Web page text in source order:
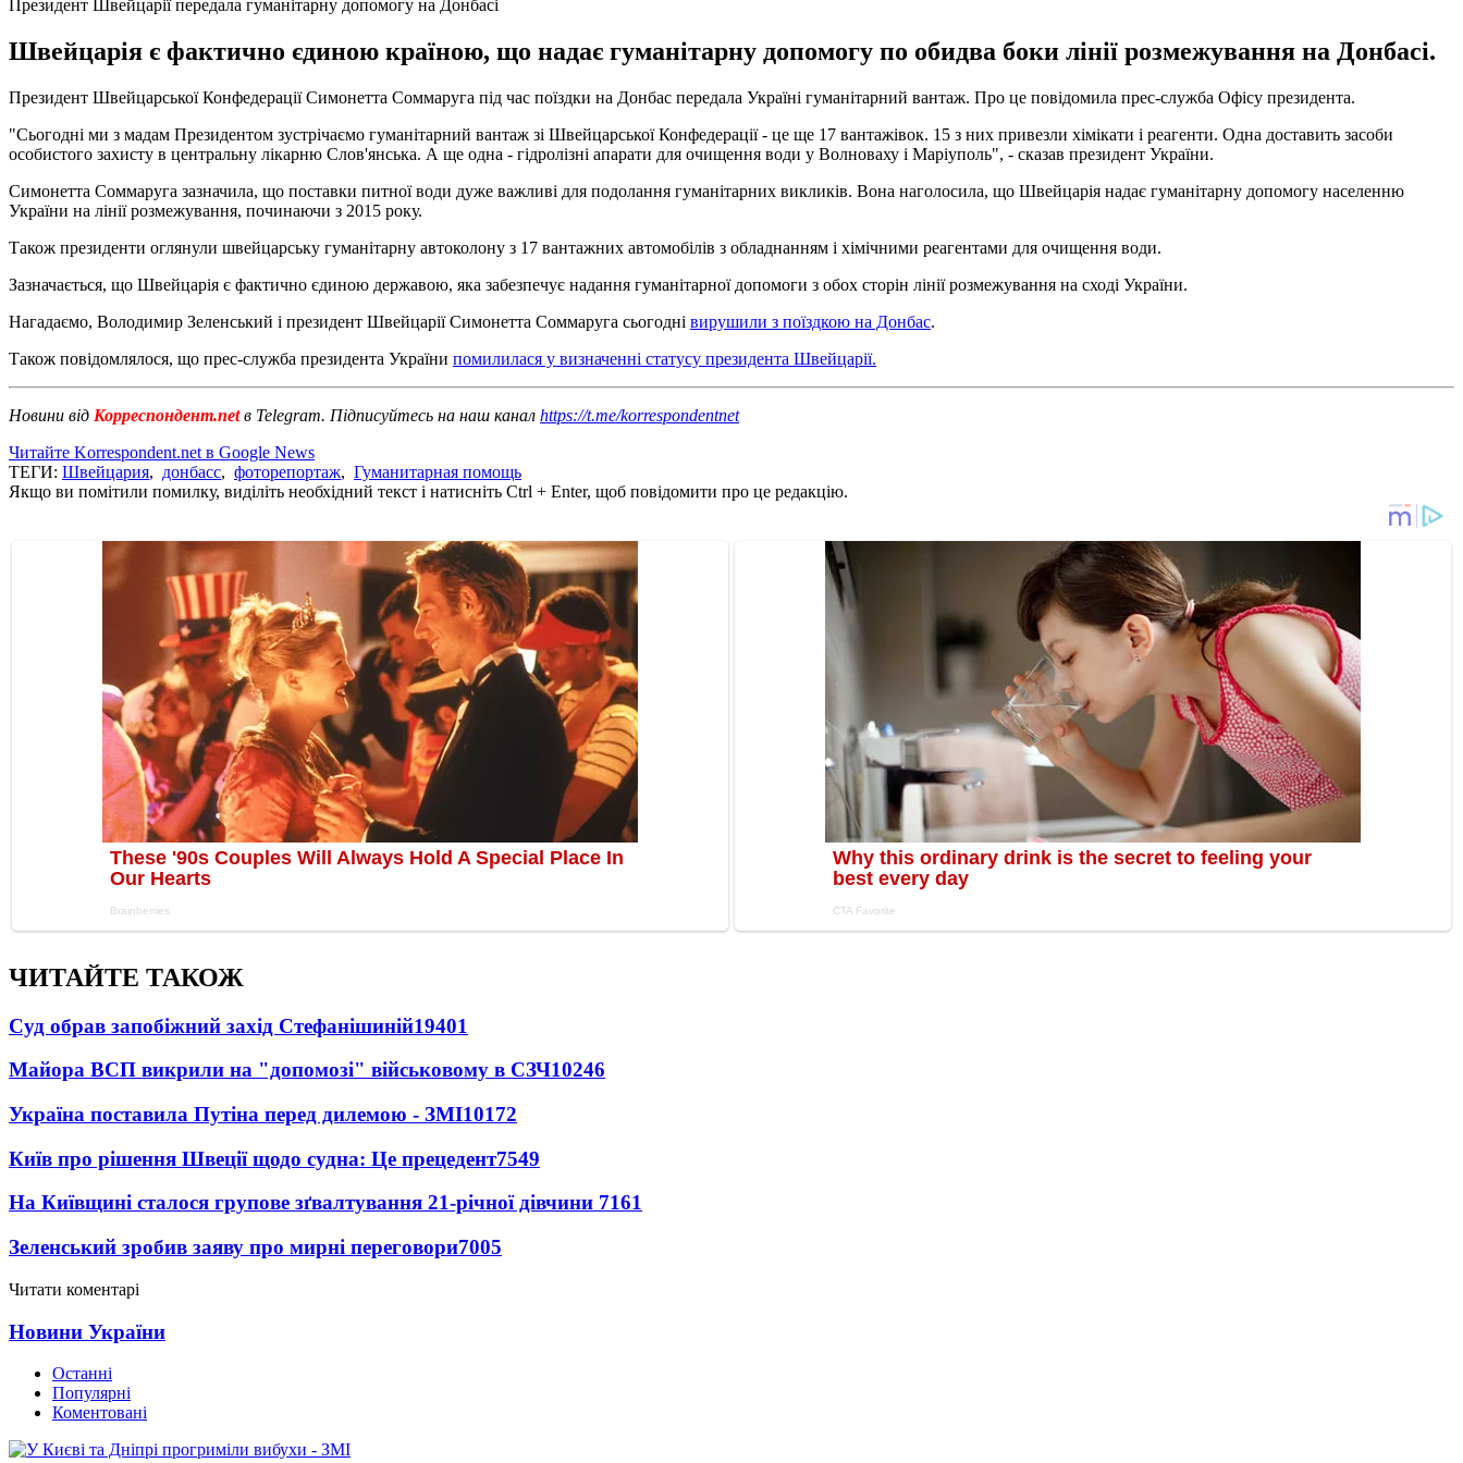
Президент Швейцарії передала гуманітарну допомогу на Донбасі
Швейцарія є фактично єдиною країною, що надає гуманітарну допомогу по обидва боки лінії розмежування на Донбасі.
Президент Швейцарської Конфедерації Симонетта Соммаруга під час поїздки на Донбас передала Україні гуманітарний вантаж. Про це повідомила прес-служба Офісу президента.
"Сьогодні ми з мадам Президентом зустрічаємо гуманітарний вантаж зі Швейцарської Конфедерації - це ще 17 вантажівок. 15 з них привезли хімікати і реагенти. Одна доставить засоби
особистого захисту в центральну лікарню Слов'янська. А ще одна - гідролізні апарати для очищення води у Волноваху і Маріуполь", - сказав президент України.
Симонетта Соммаруга зазначила, що поставки питної води дуже важливі для подолання гуманітарних викликів. Вона наголосила, що Швейцарія надає гуманітарну допомогу населенню
України на лінії розмежування, починаючи з 2015 року.
Також президенти оглянули швейцарську гуманітарну автоколону з 17 вантажних автомобілів з обладнанням і хімічними реагентами для очищення води.
Зазначається, що Швейцарія є фактично єдиною державою, яка забезпечує надання гуманітарної допомоги з обох сторін лінії розмежування на сході України.
Нагадаємо, Володимир Зеленський і президент Швейцарії Симонетта Соммаруга сьогодні вирушили з поїздкою на Донбас.
Також повідомлялося, що прес-служба президента України помилилася у визначенні статусу президента Швейцарії.
Новини від Корреспондент.netв Telegram. Підписуйтесь на наш канал https://t.me/korrespondentnet
Читайте Korrespondent.net в Google News
ТЕГИ: Швейцария, донбасс, фоторепортаж, Гуманитарная помощь
Якщо ви помітили помилку, виділіть необхідний текст і натисніть Ctrl + Enter, щоб повідомити про це редакцію.
ЧИТАЙТЕ ТАКОЖ
Суд обрав запобіжний захід Стефанішиній19401
Майора ВСП викрили на "допомозі" військовому в СЗЧ10246
Україна поставила Путіна перед дилемою - ЗМІ10172
Київ про рішення Швеції щодо судна: Це прецедент7549
На Київщині сталося групове зґвалтування 21-річної дівчини 7161
Зеленський зробив заяву про мирні переговори7005
Читати коментарі
Новини України
Останні
Популярні
Коментовані